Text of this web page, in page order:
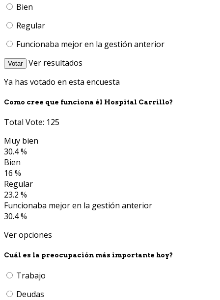
Bien
Regular
Funcionaba mejor en la gestión anterior
Votar
Ver resultados
Ya has votado en esta encuesta
Como cree que funciona él Hospital Carrillo?
Total Vote: 125
Muy bien
30.4 %
Bien
16 %
Regular
23.2 %
Funcionaba mejor en la gestión anterior
30.4 %
Ver opciones
Cuál es la preocupación más importante hoy?
Trabajo
Deudas